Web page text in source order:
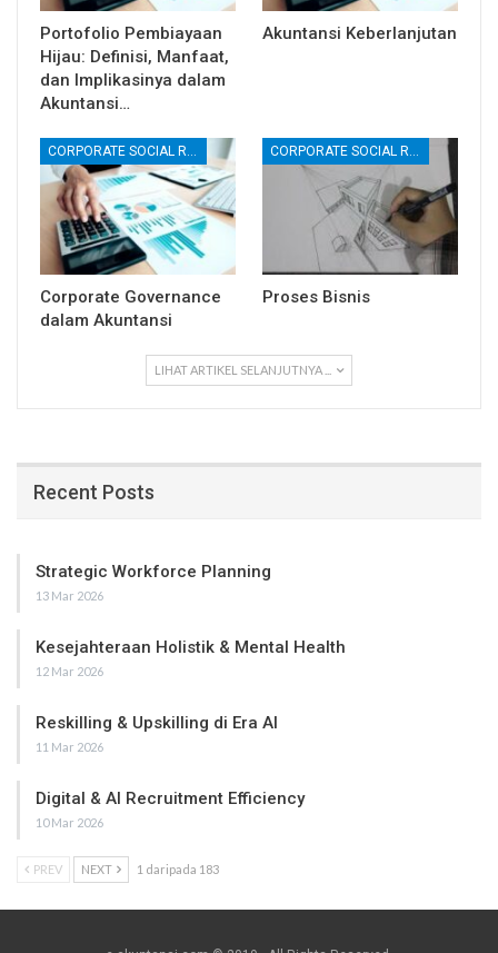
Portofolio Pembiayaan
Hijau: Definisi, Manfaat,
dan Implikasinya dalam
Akuntansi…
Akuntansi Keberlanjutan
CORPORATE SOCIAL RESPONSIBILITY (CSR)
Corporate Governance
dalam Akuntansi
CORPORATE SOCIAL RESPONSIBILITY (CSR)
Proses Bisnis
LIHAT ARTIKEL SELANJUTNYA ...
Recent Posts
Strategic Workforce Planning
13 Mar 2026
Kesejahteraan Holistik & Mental Health
12 Mar 2026
Reskilling & Upskilling di Era AI
11 Mar 2026
Digital & AI Recruitment Efficiency
10 Mar 2026
PREV NEXT 1 daripada 183